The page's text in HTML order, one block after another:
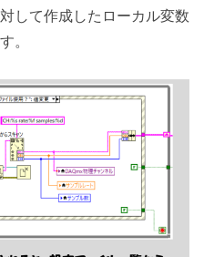
して作成したローカル変数
。